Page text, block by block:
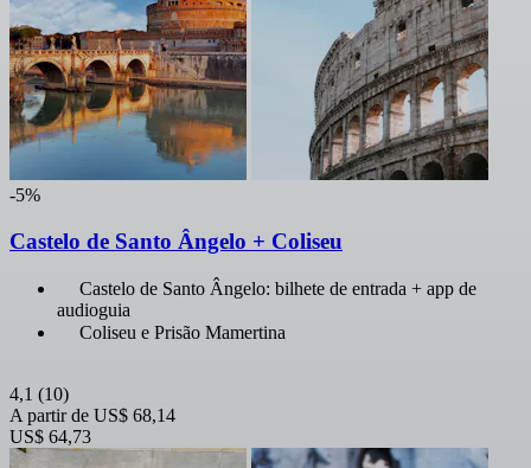
-5%
Castelo de Santo Ângelo + Coliseu
Castelo de Santo Ângelo: bilhete de entrada + app de
audioguia
Coliseu e Prisão Mamertina
4,1 (10)
A partir de US$ 68,14
US$ 64,73